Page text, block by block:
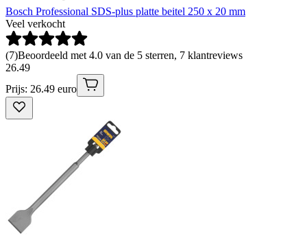
Bosch Professional SDS-plus platte beitel 250 x 20 mm
Veel verkocht
(7)Beoordeeld met 4.0 van de 5 sterren, 7 klantreviews
26.49
Prijs: 26.49 euro